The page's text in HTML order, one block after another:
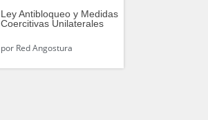
Ley Antibloqueo y Medidas
Coercitivas Unilaterales
porRed Angostura